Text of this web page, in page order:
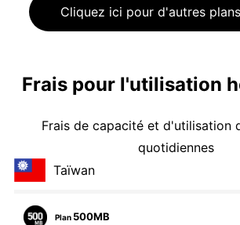
Cliquez ici pour d'autres
Frais pour l'utilisation
Frais de capacité et d'utilisation
quotidiennes
Taïwan
Plan 500MB